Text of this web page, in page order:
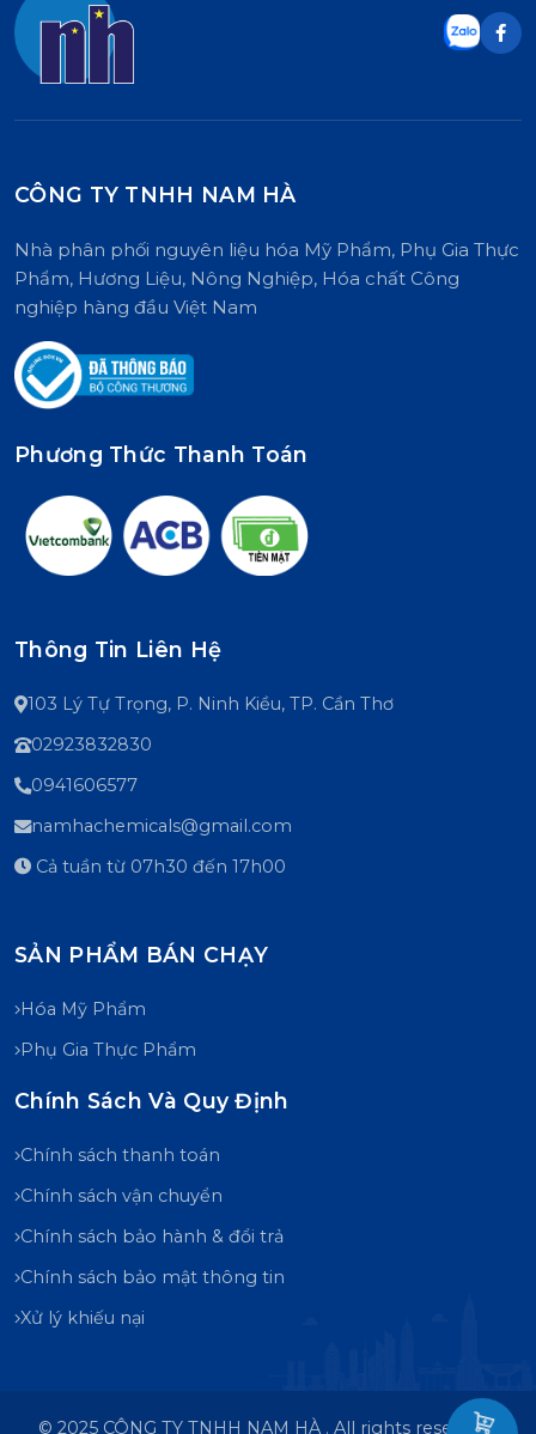
CÔNG TY TNHH NAM HÀ
Nhà phân phối nguyên liệu hóa Mỹ Phẩm, Phụ Gia Thực
Phẩm, Hương Liệu, Nông Nghiệp, Hóa chất Công
nghiệp hàng đầu Việt Nam
Phương Thức Thanh Toán
Thông Tin Liên Hệ
103 Lý Tự Trọng, P. Ninh Kiều, TP. Cần Thơ
02923832830
0941606577
namhachemicals@gmail.com
Cả tuần từ 07h30 đến 17h00
SẢN PHẨM BÁN CHẠY
Hóa Mỹ Phẩm
Phụ Gia Thực Phẩm
Chính Sách Và Quy Định
Chính sách thanh toán
Chính sách vận chuyển
Chính sách bảo hành & đổi trả
Chính sách bảo mật thông tin
Xử lý khiếu nại
© 2025 CÔNG TY TNHH NAM HÀ . All rights reserved .